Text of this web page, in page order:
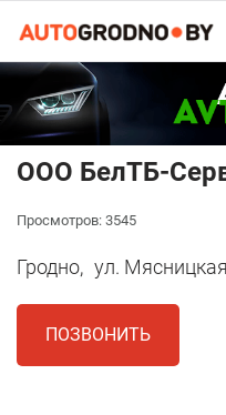
ООО БелТБ-
Просмотров: 3545
Гродно, ул.
ПОЗВОНИТЬ